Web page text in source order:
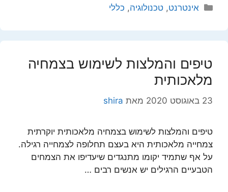
קטגוריות
אינטרנט,טכנולוגיה, כללי
טיפים והמלצות לשימוש בצמחיה
מלאכותית
23 באוגוסט 2020 מאת shira
טיפים והמלצות לשימוש בצמחיה מלאכותית יוקרתית
צמחייה מלאכותית היא בעצם תחלופה לצמחייה רגילה.
על אף שתמיד יקומו מתנגדים שיעדיפו את הצמחים
הטבעיים הרגילים יש אנשים רבים …